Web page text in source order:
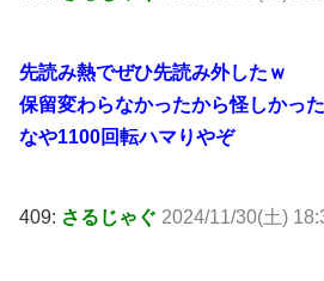
先読み熱でぜひ先読み外したｗ
保留変わらなかったから怪しかっ
なや1100回転ハマりやぞ
409: さるじゃぐ 2024/11/30(土)